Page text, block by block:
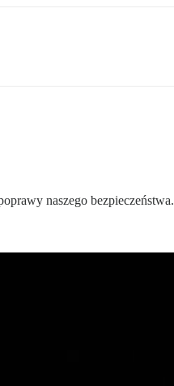
naszego bezpieczeństwa.